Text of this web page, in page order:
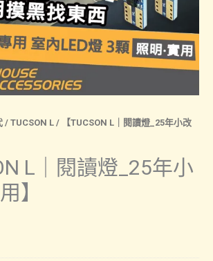
/ TUCSON L / 【TUCSON L｜閱讀燈_25年小改
L｜閱讀燈_25年小
】